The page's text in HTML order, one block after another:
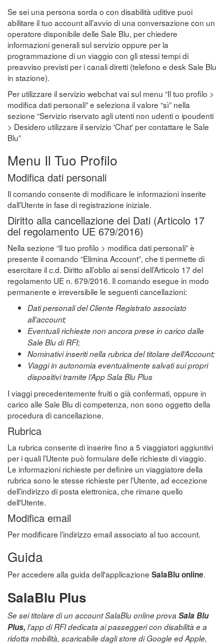
Se sei una persona sorda o con disabilità uditive puoi
abilitare il tuo account all’avvio di una conversazione con un
operatore disponibile delle Sale Blu, per chiedere
informazioni generali sul servizio oppure per la
programmazione di un viaggio con gli stessi tempi di
preavviso previsti per i canali diretti (telefono e desk Sale Blu
in stazione).
Per utilizzare il servizio webchat vai sul menu “Il tuo profilo >
modifica dati personali” e seleziona il valore “sì” nella
sezione “Servizio riservato agli utenti non udenti o ipoudenti
> Desidero utilizzare il servizio 'Chat' per contattare le Sale
Blu”
Menu Il Tuo Profilo
Modifica dati personali
Il comando consente di modificare le informazioni inserite
dall’Utente in fase di registrazione iniziale.
Diritto alla cancellazione dei Dati (Articolo 17
del regolamento UE 679/2016)
Nella sezione “Il tuo profilo > modifica dati personali” è
presente il comando “Elimina Account”, che ti permette di
esercitare il c.d. Diritto all’oblio ai sensi dell’Articolo 17 del
regolamento UE n. 679/2016. Il comando esegue in modo
permanente e irreversibile le seguenti cancellazioni:
Dati personali del Cliente Registrato associato
all’account;
Eventuali richieste non ancora prese in carico dalle
Sale Blu di RFI;
Nominativi inseriti nella rubrica del titolare dell’Account;
Viaggi in autonomia eventualmente salvati sui propri
dispositivi tramite l’App Sala Blu Plus
I viaggi precedentemente fruiti o già confermati, oppure in
carico alle Sale Blu di competenza, non sono oggetto della
procedura di cancellazione.
Rubrica
La rubrica consente di inserire fino a 5 viaggiatori aggiuntivi
per i quali l’Utente può formulare delle richieste di viaggio.
Le informazioni richieste per definire un viaggiatore della
rubrica sono le stesse richieste per l’Utente, ad eccezione
dell’indirizzo di posta elettronica, che rimane quello
dell'Utente.
Modifica email
Per modificare l’indirizzo email associato al tuo account.
Guida
Per accedere alla guida dell'applicazione SalaBlu online.
SalaBlu Plus
Se sei titolare di un account SalaBlu online prova Sala Blu
Plus, l’app di RFI dedicata ai passeggeri con disabilità e a
ridotta mobilità, scaricabile dagli store di Google ed Apple,